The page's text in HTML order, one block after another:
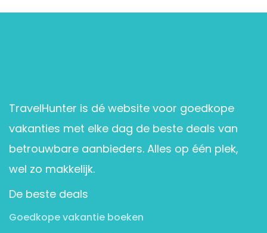
TravelHunter is dé website voor goedkope
vakanties met elke dag de beste deals van
betrouwbare aanbieders. Alles op één plek,
wel zo makkelijk.
De beste deals
Goedkope vakantie boeken